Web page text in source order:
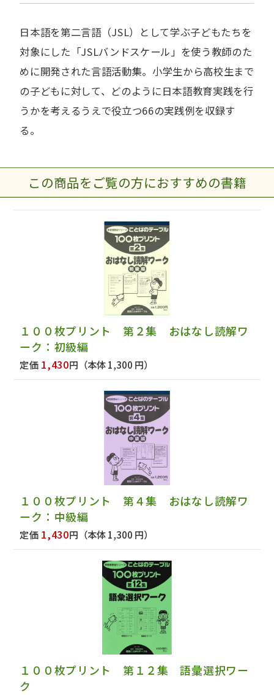
日本語を第二言語（JSL）として学ぶ子どもたちを
対象にした「JSLバンドスケール」を使う教師のた
めに開発された言語活動集。小学生から高校生まで
の子どもに対して、どのように日本語教育実践を行
うかを考えるうえで役立つ66の実践例を収録す
る。
この商品をご覧の方におすすめの書籍
１００枚プリント 第２集 おはなし読解ワ
ーク：初級編
定価 1,430円 （本体 1,300 円）
１００枚プリント 第４集 おはなし読解ワ
ーク：中級編
定価 1,430円 （本体 1,300 円）
１００枚プリント 第１２集 語彙選択ワー
ク